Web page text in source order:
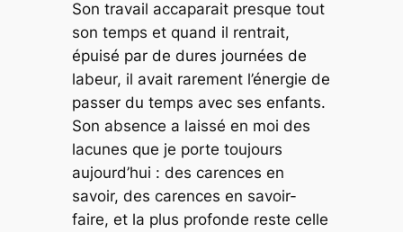
Son travail accaparait presque tout
son temps et quand il rentrait,
épuisé par de dures journées de
labeur, il avait rarement l’énergie de
passer du temps avec ses enfants.
Son absence a laissé en moi des
lacunes que je porte toujours
aujourd’hui : des carences en
savoir, des carences en savoir-
faire, et la plus profonde reste celle